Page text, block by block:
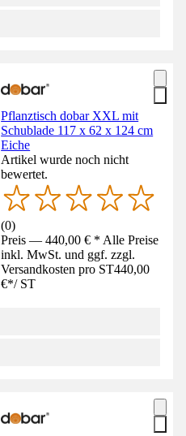
Pflanztisch dobar XXL mit
Schublade 117 x 62 x 124 cm
Eiche
Artikel wurde noch nicht
bewertet.
(0)
Preis — 440,00 € * Alle Preise
inkl. MwSt. und ggf. zzgl.
Versandkosten pro ST440,00
€*/ ST